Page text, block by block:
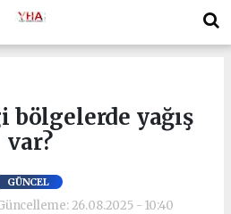
bölgelerde yağış
var?
GÜNCEL
26.08.2025 - 10:40